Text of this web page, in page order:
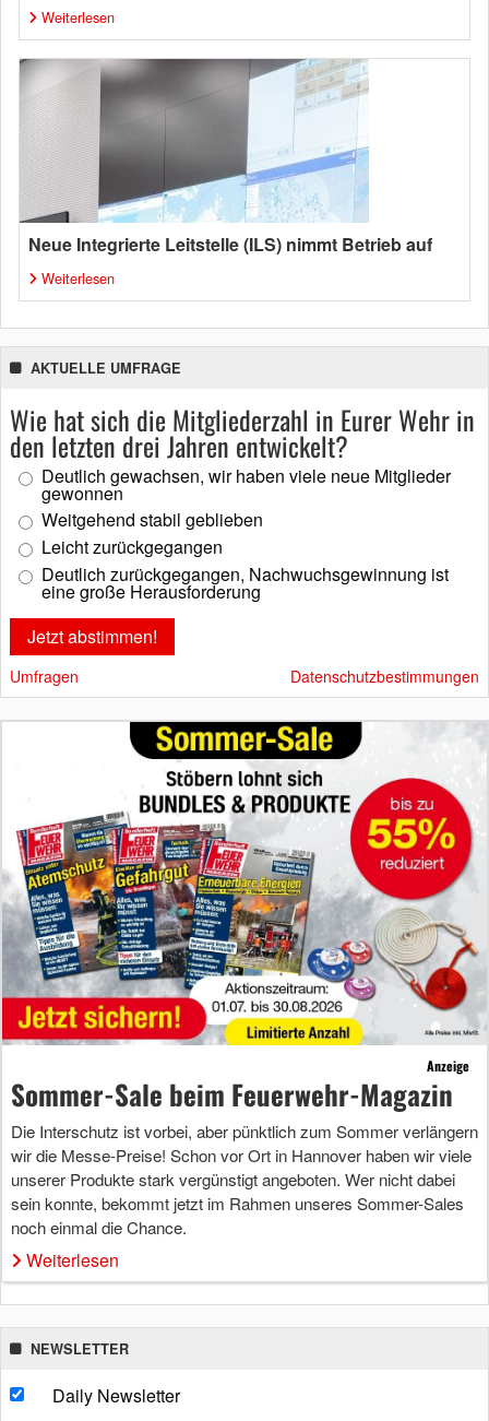
Weiterlesen
Neue Integrierte Leitstelle (ILS) nimmt Betrieb auf
Weiterlesen
AKTUELLE UMFRAGE
Wie hat sich die Mitgliederzahl in Eurer Wehr in
den letzten drei Jahren entwickelt?
Deutlich gewachsen, wir haben viele neue Mitglieder
gewonnen
Weitgehend stabil geblieben
Leicht zurückgegangen
Deutlich zurückgegangen, Nachwuchsgewinnung ist
eine große Herausforderung
Umfragen Datenschutzbestimmungen
Anzeige
Sommer-Sale beim Feuerwehr-Magazin
Die Interschutz ist vorbei, aber pünktlich zum Sommer verlängern
wir die Messe-Preise! Schon vor Ort in Hannover haben wir viele
unserer Produkte stark vergünstigt angeboten. Wer nicht dabei
sein konnte, bekommt jetzt im Rahmen unseres Sommer-Sales
noch einmal die Chance.
Weiterlesen
NEWSLETTER
Daily Newsletter